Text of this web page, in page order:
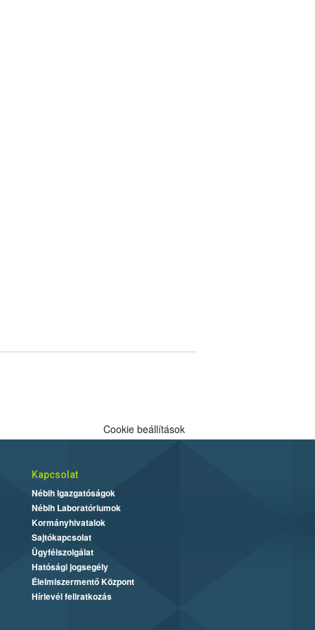
Cookie beállítások
Kapcsolat
Nébih Igazgatóságok
Nébih Laboratóriumok
Kormányhivatalok
Sajtókapcsolat
Ügyfélszolgálat
Hatósági jogsegély
Élelmiszermentő Központ
Hírlevél feliratkozás